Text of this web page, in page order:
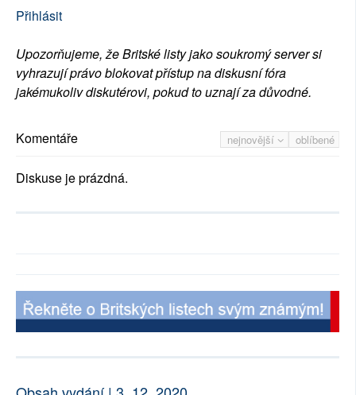
Přihlásit
Upozorňujeme, že Britské listy jako soukromý server si
vyhrazují právo blokovat přístup na diskusní fóra
jakémukoliv diskutérovi, pokud to uznají za důvodné.
nejnovější oblíbené
Komentáře
Diskuse je prázdná.